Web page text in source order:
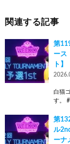
関連する記事
第
ース
ト
白猫
す。
第
ル
ーナ